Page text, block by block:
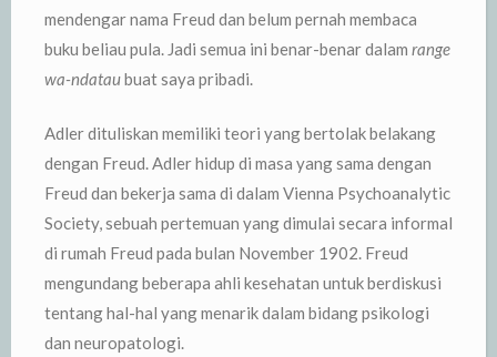
mendengar nama Freud dan belum pernah membaca
buku beliau pula. Jadi semua ini benar-benar dalam range
wa-ndataubuat saya pribadi.
Adler dituliskan memiliki teori yang bertolak belakang
dengan Freud. Adler hidup di masa yang sama dengan
Freud dan bekerja sama di dalam Vienna Psychoanalytic
Society, sebuah pertemuan yang dimulai secara informal
di rumah Freud pada bulan November 1902. Freud
mengundang beberapa ahli kesehatan untuk berdiskusi
tentang hal-hal yang menarik dalam bidang psikologi
dan neuropatologi.